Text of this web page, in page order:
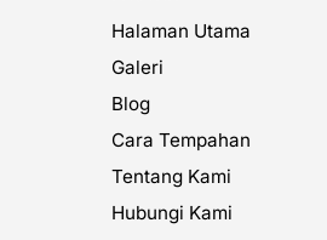
Halaman Utama
Galeri
Blog
Cara Tempahan
Tentang Kami
Hubungi Kami